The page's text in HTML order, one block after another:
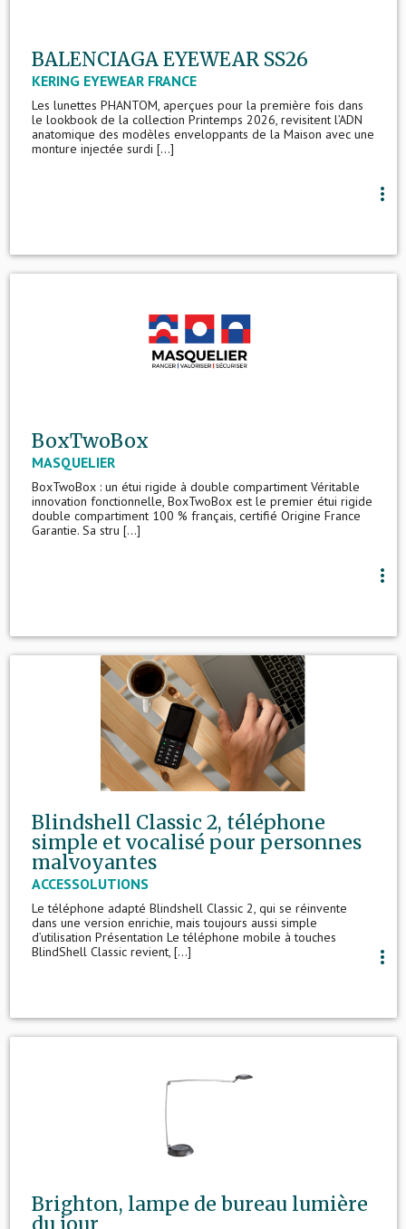
BALENCIAGA EYEWEAR SS26
KERING EYEWEAR FRANCE
Les lunettes PHANTOM, aperçues pour la première fois dans
le lookbook de la collection Printemps 2026, revisitent l’ADN
anatomique des modèles enveloppants de la Maison avec une
monture injectée surdi [...]
more_vert
BoxTwoBox
MASQUELIER
BoxTwoBox : un étui rigide à double compartiment Véritable
innovation fonctionnelle, BoxTwoBox est le premier étui rigide
double compartiment 100 % français, certifié Origine France
Garantie. Sa stru [...]
more_vert
Blindshell Classic 2, téléphone
simple et vocalisé pour personnes
malvoyantes
ACCESSOLUTIONS
Le téléphone adapté Blindshell Classic 2, qui se réinvente
dans une version enrichie, mais toujours aussi simple
d’utilisation Présentation Le téléphone mobile à touches
BlindShell Classic revient, [...]
more_vert
Brighton, lampe de bureau lumière
du jour